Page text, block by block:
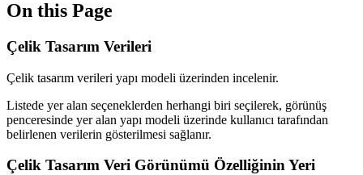
On this Page
Çelik Tasarım Verileri
Çelik tasarım verileri yapı modeli üzerinden incelenir.
Listede yer alan seçeneklerden herhangi biri seçilerek, görünüş
penceresinde yer alan yapı modeli üzerinde kullanıcı tarafından
belirlenen verilerin gösterilmesi sağlanır.
Çelik Tasarım Veri Görünümü Özelliğinin Yeri